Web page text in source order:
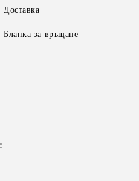
Доставка
Бланка за връщане